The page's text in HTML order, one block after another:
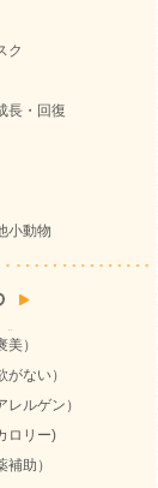
ク
長・回復
小動物
）
がない）
レルゲン）
ロリー)
補助）